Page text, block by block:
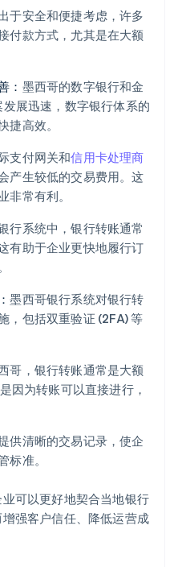
于安全和便捷考虑，许多
付款方式，尤其是在大额
： 墨西哥的数字银行和金
展迅速，数字银行体系的
捷高效。
支付网关和信用卡处理商
产生较低的交易费用。这
非常有利。
行系统中，银行转账通常
有助于企业更快地履行订
墨西哥银行系统对银行转
，包括双重验证 (2FA) 等
哥，银行转账通常是大额
因为转账可以直接进行，
供清晰的交易记录，使企
标准。
可以更好地契合当地银行
强客户信任、降低运营成